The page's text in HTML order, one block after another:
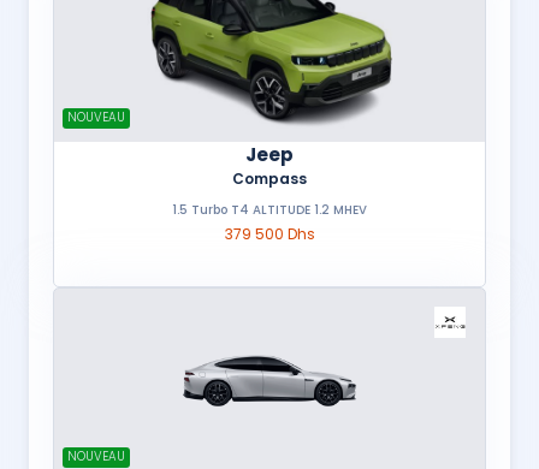
NOUVEAU
Jeep
Compass
1.5 Turbo T4 ALTITUDE 1.2 MHEV
379 500 Dhs
NOUVEAU